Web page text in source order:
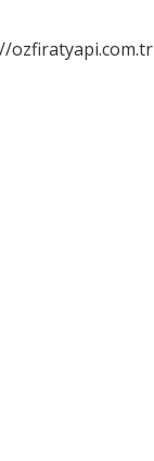
ozfiratyapi.com.tr